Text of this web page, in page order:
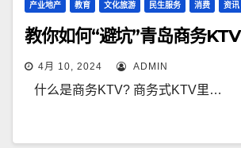
产业地产 教育 文化旅游 民生服务 消费 资讯
教你如何“避坑”青岛商务KTV
4月 10, 2024 ADMIN
什么是商务KTV? 商务式KTV里…